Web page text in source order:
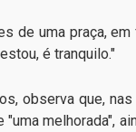
de uma praça,
é tranquilo."
observa que,
melhorada",